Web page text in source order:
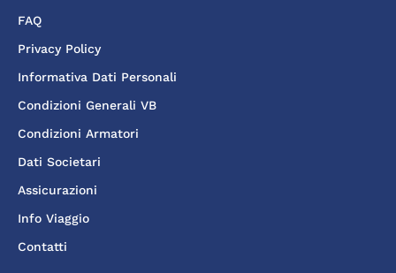
FAQ
Privacy Policy
Informativa Dati Personali
Condizioni Generali VB
Condizioni Armatori
Dati Societari
Assicurazioni
Info Viaggio
Contatti